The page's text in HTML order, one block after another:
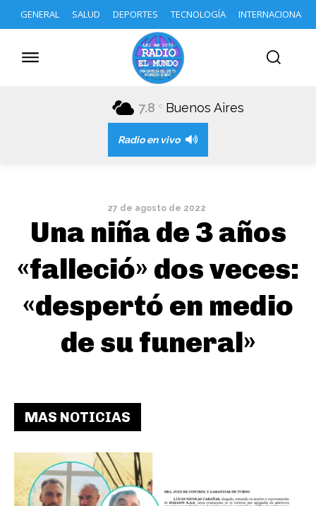
GENERAL SALUD DEPORTES TECNOLOGÍA INTERNACIONAL
7.8 C Buenos Aires
Radio en vivo
27 de agosto de 2022
Una niña de 3 años
«falleció» dos veces:
«despertó en medio
de su funeral»
MAS NOTICIAS